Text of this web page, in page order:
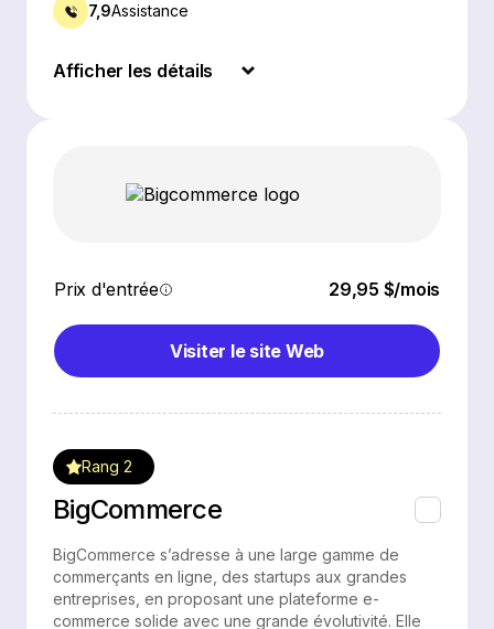
7,9Assistance
Afficher les détails
Prix d'entrée 29,95 $/mois
Visiter le site Web
BigCommerce
Rang 2
BigCommerce s’adresse à une large gamme de
commerçants en ligne, des startups aux grandes
entreprises, en proposant une plateforme e-
commerce solide avec une grande évolutivité. Elle